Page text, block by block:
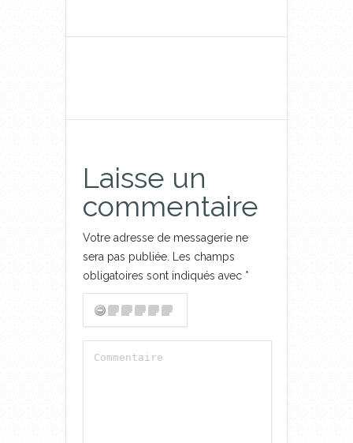
Laisse un
commentaire
Votre adresse de messagerie ne
sera pas publiée. Les champs
obligatoires sont indiqués avec *